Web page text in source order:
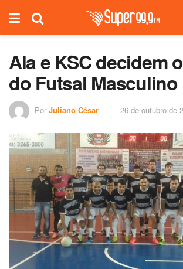
Ala e KSC decidem
do Futsal Masculino
Por Juliano César 26 de outubro de